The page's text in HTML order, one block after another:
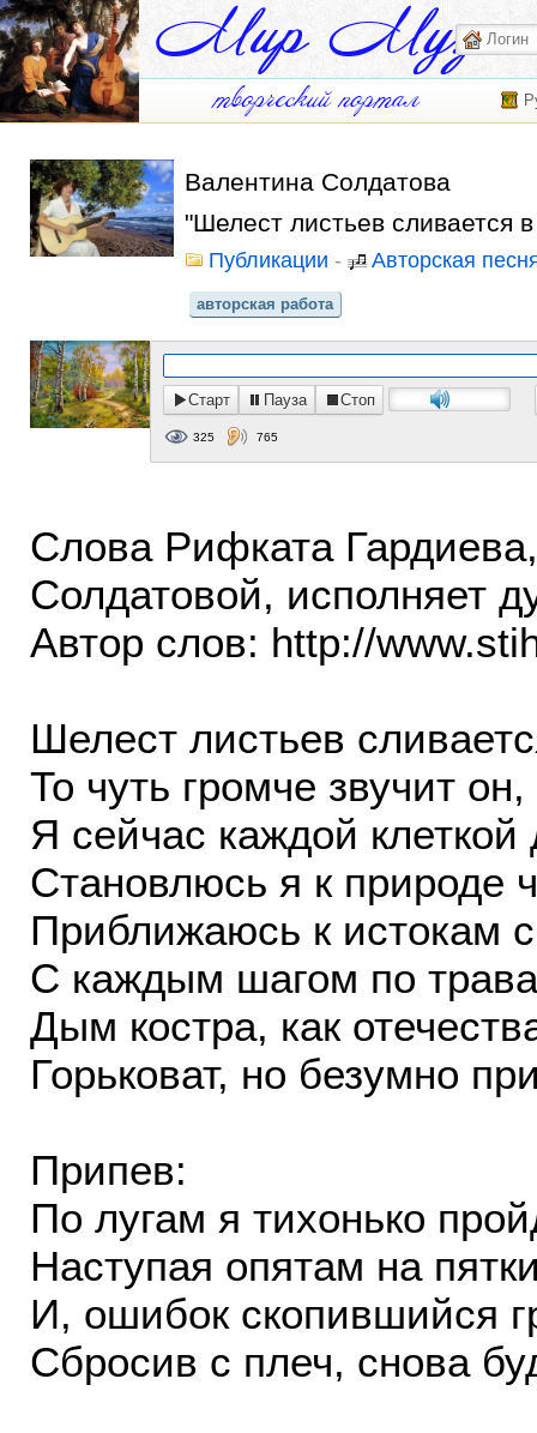
Валентина Солдатова
"Шелест листьев сливается
Публикации - Авторская
авторская работа
Старт Пауза Стоп
325 765
Слова Рифката
Солдатовой, исполняет
Автор слов: http://
Шелест листьев
То чуть громче звучит
Я сейчас каждой
Становлюсь я к природе
Приближаюсь к истокам
С каждым шагом по
Дым костра, как
Горьковат, но безумно
Припев:
По лугам я тихонько
Наступая опятам на
И, ошибок скопившийся
Сбросив с плеч, снова